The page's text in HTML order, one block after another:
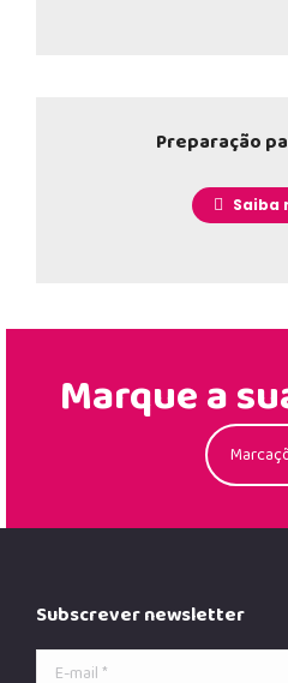
Preparação
Saiba
Marque a
Subscrever newsletter
E-mail *